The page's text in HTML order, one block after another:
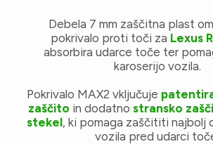
Debela 7 mm zaščitna plast
pokrivalo proti toči za Lexus
absorbira udarce toče ter
karoserijo vozila.
Pokrivalo MAX2 vključuje
zaščito in dodatnostransko
stekel, ki pomaga zaščititi najbolj
vozila pred udarci